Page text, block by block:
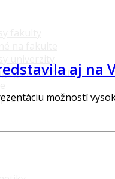
študentmiaj na
možností